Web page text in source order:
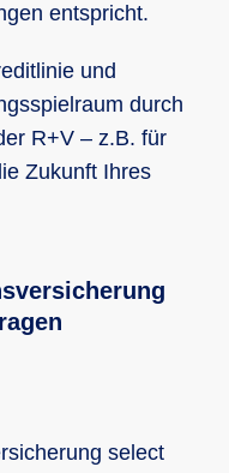
entspricht.
und
durch
R+V – z.B. für
Zukunft Ihres
select